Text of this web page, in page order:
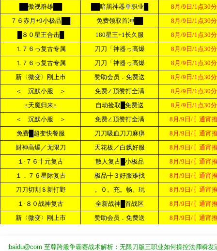
baidu@com 至尊跨服争霸赛战术解析：无限刀版三职业如何操控法师瞬